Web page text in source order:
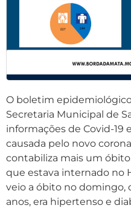
O boletim
Secretaria Municipal de
informações de Covid-19
causada pelo novo
contabiliza mais um
que estava internado no
veio a óbito no domingo,
anos, era hipertenso e